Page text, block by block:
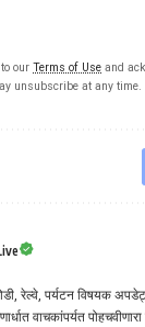
our Terms of Use and
unsubscribe at any time.
रेल्वे, पर्यटन विषयक
वाचकांपर्यत